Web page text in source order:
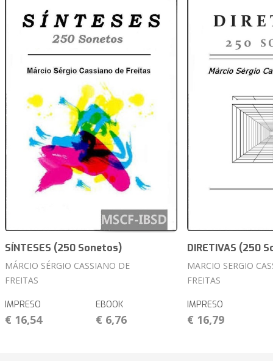
SÍNTESES (250 Sonetos)
MÁRCIO SÉRGIO CASSIANO DE
FREITAS
IMPRESO
€ 16,54
EBOOK
€ 6,76
DIRETIVAS (250
MARCIO SERGIO
FREITAS
IMPRESO
€ 16,79